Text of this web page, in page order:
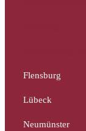
Flensburg
Lübeck
Neumünster